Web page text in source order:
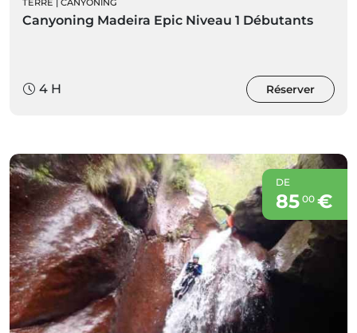
Canyoning Madeira Epic Niveau 1 Débutants
4 H Réserver
DE
85 00€